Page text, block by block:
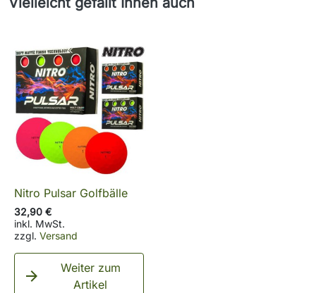
Nitro Pulsar Golfbälle
32,90 €
inkl. MwSt.
zzgl. Versand

Weiter zum
Artikel